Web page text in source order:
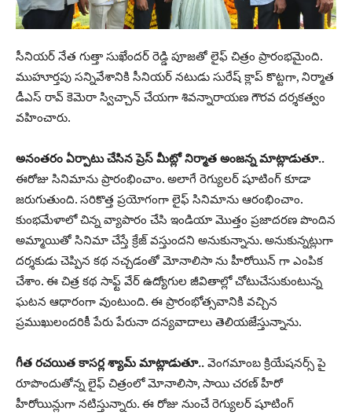
సీనియర్ నేత గుత్తా సుఖేందర్ రెడ్డి పూజతో లైఫ్ చిత్రం ప్రారంభమైంది.
ముహూర్తపు సన్నివేశానికి సీనియర్ నటుడు సురేష్ క్లాప్ కొట్టగా, నిర్మాత
డీఎస్ రావ్ కెమెరా స్విచ్చాన్ చేయగా శివన్నారాయణ గౌరవ దర్శకత్వం
వహించారు.
అనంతరం ఏర్పాటు చేసిన ప్రెస్ మీట్లో నిర్మాత అంజన్న మాట్లాడుతూ..
ఈరోజు సినిమాను ప్రారంభించాం. అలాగే రెగ్యులర్ షూటింగ్ కూడా
జరుగుతుంది. సరికొత్త ప్రయోగంగా లైఫ్ సినిమాను ఆరంభించాం.
కుంభమేళాలో చిన్న వ్యాపారం చేసి ఇండియా మొత్తం ప్రజాదరణ పొందిన
అమ్మాయితో సినిమా చేస్తే క్రేజ్ వస్తుందని అనుకున్నాను. అనుకున్నట్లుగా
దర్శకుడు చెప్పిన కథ నచ్చడంతో మోనాలిసా ను హీరోయిన్ గా ఎంపిక
చేశాం. ఈ చిత్ర కథ సాఫ్ట్ వేర్ ఉద్యోగుల జీవితాల్లో చోటుచేసుకుంటున్న
ఘటన ఆధారంగా వుంటుంది. ఈ ప్రారంభోత్సవానికి వచ్చిన
ప్రముఖులందరికీ పేరు పేరునా దన్యవాదాలు తెలియజేస్తున్నాను.
గీత రచయిత కాసర్ల శ్యామ్ మాట్లాడుతూ.. వెంగమాంబ క్రియేషనర్స్ పై
రూపొందుతోన్న లైఫ్ చిత్రంలో మోనాలిసా, సాయి చరణ్ హీరో
హీరోయిన్లుగా నటిస్తున్నారు. ఈ రోజు నుంచే రెగ్యులర్ షూటింగ్